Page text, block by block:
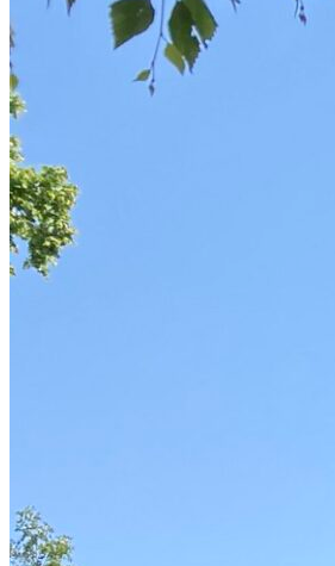
РАСПИСАНИЕ БОГОСЛУЖЕНИЙ
ДУХОВЕНСТВО
ИСКАТЬ: